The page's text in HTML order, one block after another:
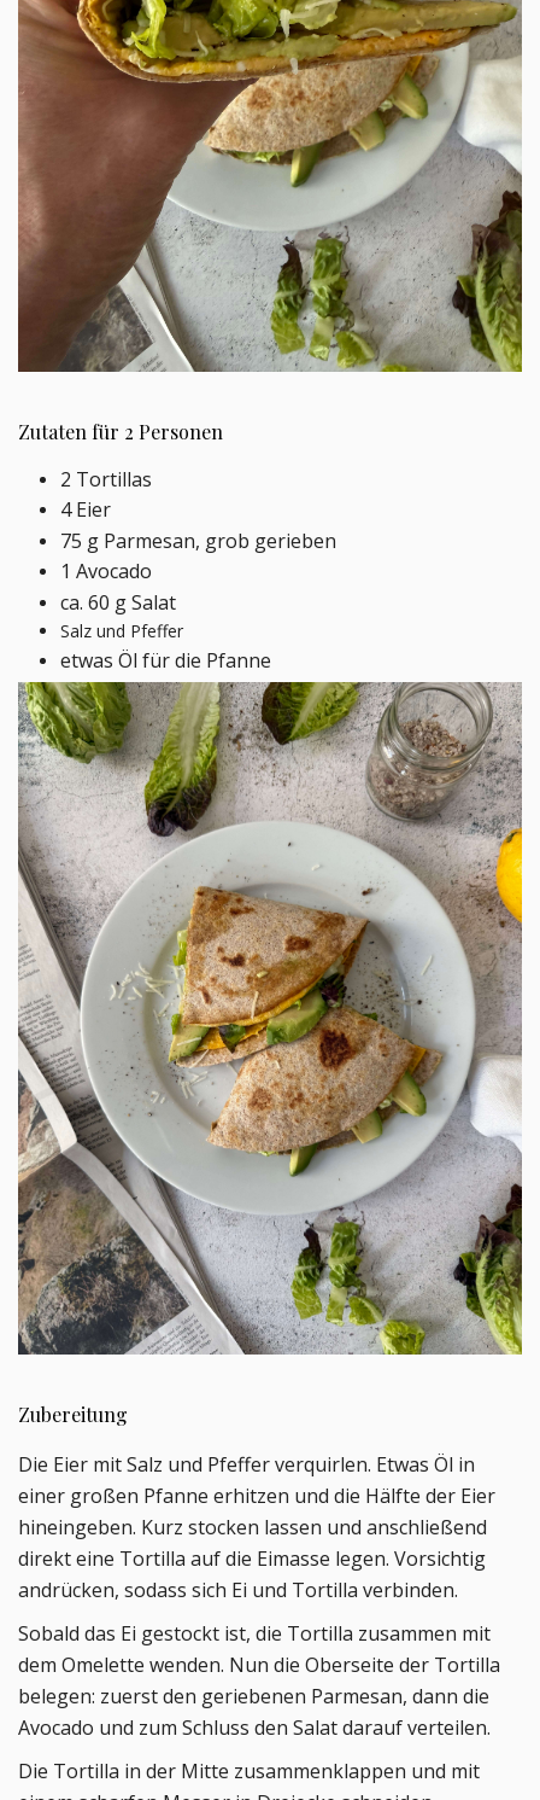
Zutaten für 2 Personen
2 Tortillas
4 Eier
75 g Parmesan, grob gerieben
1 Avocado
ca. 60 g Salat
Salz und Pfeffer
etwas Öl für die Pfanne
Zubereitung
Die Eier mit Salz und Pfeffer verquirlen. Etwas Öl in
einer großen Pfanne erhitzen und die Hälfte der Eier
hineingeben. Kurz stocken lassen und anschließend
direkt eine Tortilla auf die Eimasse legen. Vorsichtig
andrücken, sodass sich Ei und Tortilla verbinden.
Sobald das Ei gestockt ist, die Tortilla zusammen mit
dem Omelette wenden. Nun die Oberseite der Tortilla
belegen: zuerst den geriebenen Parmesan, dann die
Avocado und zum Schluss den Salat darauf verteilen.
Die Tortilla in der Mitte zusammenklappen und mit